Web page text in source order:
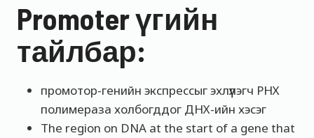
Promoter үгийн
тайлбар:
промотор-генийн экспрессыг эхлүүлэгч РНХ
полимераза холбогддог ДНХ-ийн хэсэг
The region on DNA at the start of a gene that